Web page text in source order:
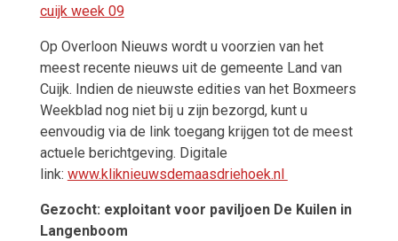
cuijk week 09
Op Overloon Nieuws wordt u voorzien van het
meest recente nieuws uit de gemeente Land van
Cuijk. Indien de nieuwste edities van het Boxmeers
Weekblad nog niet bij u zijn bezorgd, kunt u
eenvoudig via de link toegang krijgen tot de meest
actuele berichtgeving. Digitale
link: www.kliknieuwsdemaasdriehoek.nl
Gezocht: exploitant voor paviljoen De Kuilen in
Langenboom